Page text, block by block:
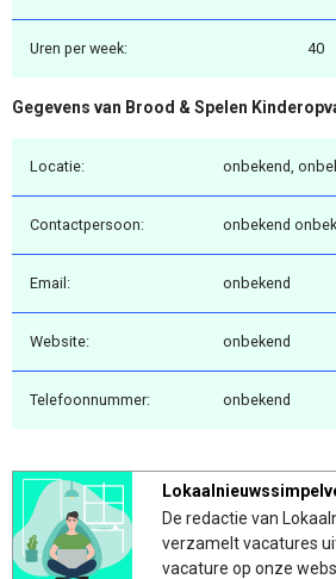
Uren per week: 40
Gegevens van Brood & Spelen
Locatie: onbekend,
Contactpersoon: onbekend
Email: onbekend
Website: onbekend
Telefoonnummer: onbekend
De redactie van
verzamelt vacatures
vacature op onze